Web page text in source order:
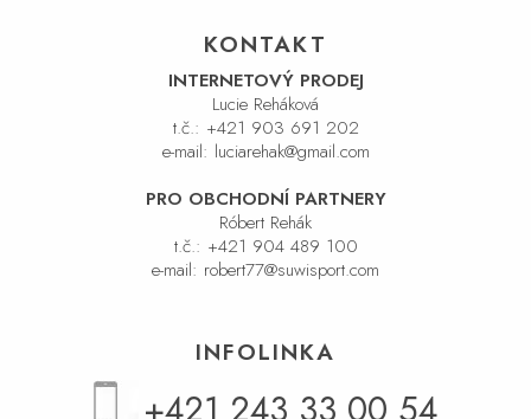
KONTAKT
INTERNETOVÝ PRODEJ
Lucie Reháková
t.č.: +421 903 691 202
e-mail: luciarehak@gmail.com
PRO OBCHODNÍ PARTNERY
Róbert Rehák
t.č.: +421 904 489 100
e-mail: robert77@suwisport.com
INFOLINKA